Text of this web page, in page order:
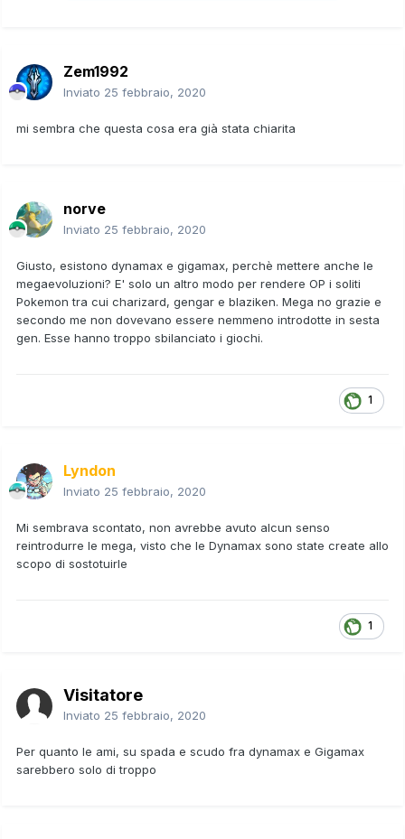
Zem1992
Inviato 25 febbraio, 2020
mi sembra che questa cosa era già stata chiarita
norve
Inviato 25 febbraio, 2020
Giusto, esistono dynamax e gigamax, perchè mettere anche le
megaevoluzioni? E' solo un altro modo per rendere OP i soliti
Pokemon tra cui charizard, gengar e blaziken. Mega no grazie e
secondo me non dovevano essere nemmeno introdotte in sesta
gen. Esse hanno troppo sbilanciato i giochi.
1
Lyndon
Inviato 25 febbraio, 2020
Mi sembrava scontato, non avrebbe avuto alcun senso
reintrodurre le mega, visto che le Dynamax sono state create allo
scopo di sostotuirle
1
Visitatore
Inviato 25 febbraio, 2020
Per quanto le ami, su spada e scudo fra dynamax e Gigamax
sarebbero solo di troppo